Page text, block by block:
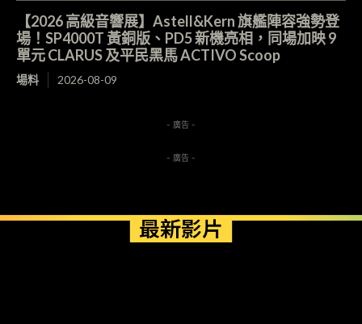
【2026 高級音響展】Astell&Kern 旗艦陣容強勢登
場！SP4000T 黃銅版、PD5 新機亮相，同場加映 9
單元 CLARUS 及平民黑馬 ACTIVO Scoop
場料 2026-08-09
- 廣告 -
- 廣告 -
最新影片